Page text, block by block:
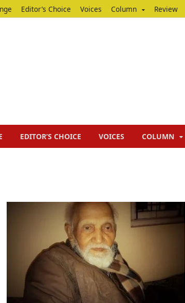
Editor’s Choice Voices Column Review
EDITOR’S CHOICE VOICES COLUMN